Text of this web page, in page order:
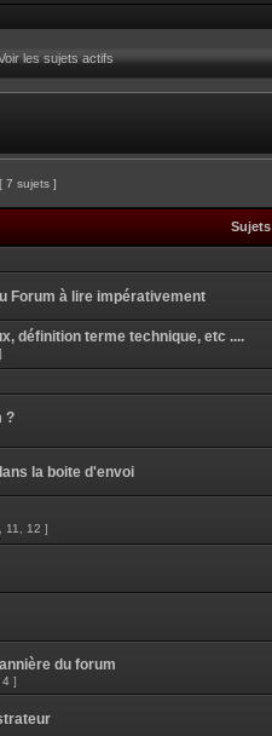
les sujets actifs
[ 7 sujets ]
Sujets
Forum à lire impérativement
définition terme technique, etc ....
]
?
la boite d'envoi
11 12 ]
du forum
4 ]